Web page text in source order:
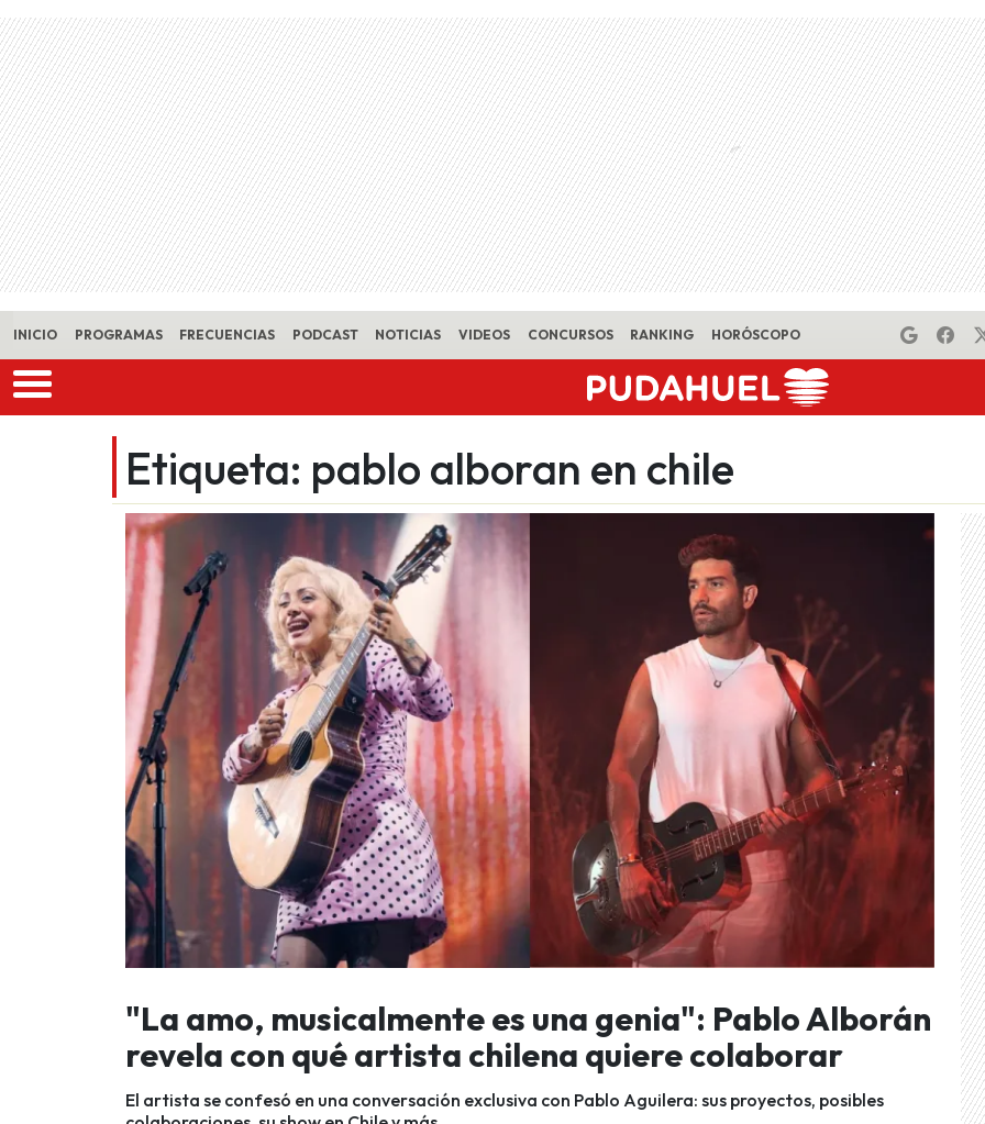
Skip to main content
INICIO PROGRAMAS FRECUENCIAS PODCAST NOTICIAS VIDEOS CONCURSOS RANKING HORÓSCOPO
Etiqueta: pablo alboran en chile
"La amo, musicalmente es una genia": Pablo Alborán
revela con qué artista chilena quiere colaborar
El artista se confesó en una conversación exclusiva con Pablo Aguilera: sus proyectos, posibles